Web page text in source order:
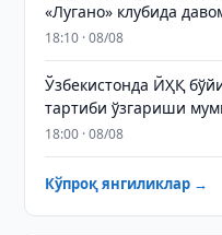
«Лугано» клубида
18:10 · 08/08
Ўзбекистонда ЙҲҚ
тартиби ўзгариши
18:00 · 08/08
Кўпроқ янгиликлар →